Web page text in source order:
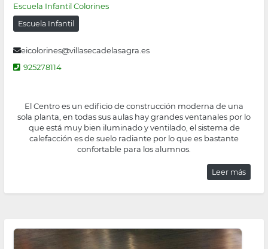
Escuela Infantil Colorines
Escuela Infantil
eicolorines@villasecadelasagra.es
925278114
El Centro es un edificio de construcción moderna de una
sola planta, en todas sus aulas hay grandes ventanales por lo
que está muy bien iluminado y ventilado, el sistema de
calefacción es de suelo radiante por lo que es bastante
confortable para los alumnos.
Leer más